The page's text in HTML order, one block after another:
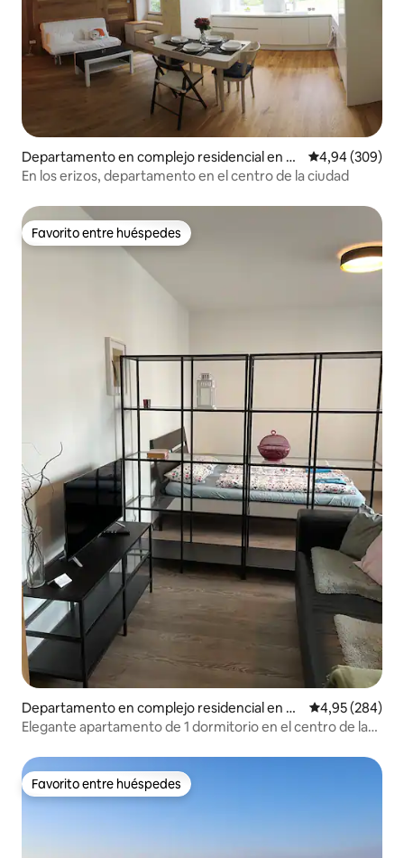
Departamento en complejo residencial en St
aré Mesto
Calificación
4,94 (309)
En los erizos, departamento en el centro de la ciudad
Favorito entre huéspedes
Favorito entre huéspedes
Departamento en complejo residencial en St
aré Mesto
Calificación
4,95 (284)
Elegante apartamento de 1 dormitorio en el centro de la
Favorito entre huéspedes
Favorito entre huéspedes